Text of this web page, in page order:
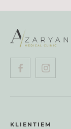
KLIENTIEM